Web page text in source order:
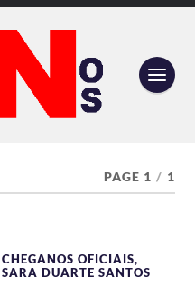
PAGE 1 / 1
CHEGANOS OFICIAIS,
SARA DUARTE SANTOS